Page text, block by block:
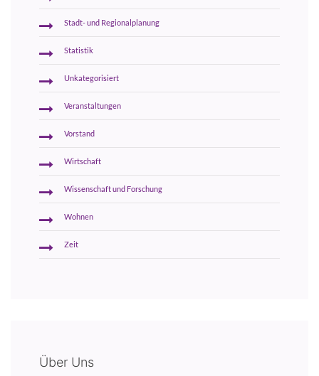
Stadt- und Regionalplanung
Statistik
Unkategorisiert
Veranstaltungen
Vorstand
Wirtschaft
Wissenschaft und Forschung
Wohnen
Zeit
Über Uns